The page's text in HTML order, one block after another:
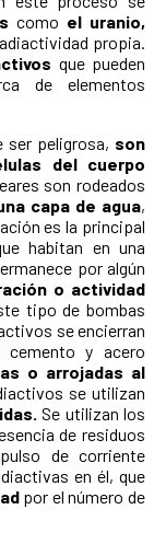
como el uranio,
propia.
que pueden
de elementos
ser peligrosa, son
del cuerpo
son rodeados
capa de agua,
es la principal
habitan en una
por algún
o actividad
tipo de bombas
se encierran
cemento y acero
o arrojadas al
se utilizan
Se utilizan los
de residuos
de corriente
en él, que
por el número de